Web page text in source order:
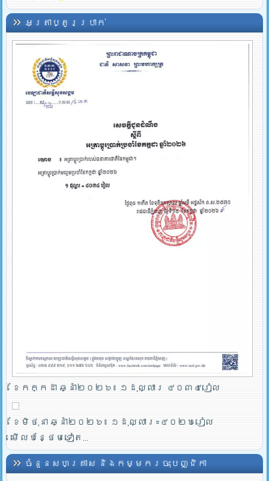
អត្រាប្តូរប្រាក់
ខែកក្កដា ឆ្នាំ២០២៦៖ ១ដុល្លារ ៤០៣៤រៀល
ខែមិថុនា ឆ្នាំ២០២៦៖ ១ដុល្លារ=៤០២៦រៀល
មើលបន្ថែមទៀត...
ចំនួនសហគ្រាស និងកម្មករចុះបញ្ជិកា